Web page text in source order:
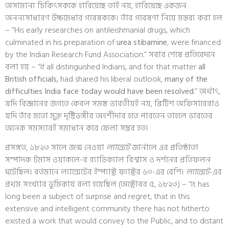
অসামান্য চিকিৎসককে হারিয়েছে তাই নয়, হারিয়েছে একজন
অনন্যসাধারণ উচ্চমেধার গবেষককে। তাঁর গবেষণা নিয়ে মন্তব্য করা হল
– “His early researches on antileishmanial drugs, which
culminated in his preparation ofurea stibamine, were financed
by the Indian Research Fund Association.” সবার শেষে প্রতিবেদনে
বলা হয় – “If all distinguished Indians, and for that matterall
British officials, had shared his liberal outlook,many of the
difficulties India face today would have been resolved.” অর্থাৎ,
যদি বিজ্ঞানের জগতে কেবল সমস্ত ভারতীয়ই নয়, ব্রিটিশ অফিসারেরাও
যদি তাঁর মতো মুক্ত দৃষ্টিভঙ্গীর অংশীদার হতে পারতেন তাহলে ভারতের
অনেক সমস্যারই সমাধান করে ফেলা সম্ভব হত।
প্রসঙ্গত, ১৮২৩ সালে জন্ম নেওয়া ল্যান্সেটজার্নালে এর প্রতিষ্ঠাতা
সম্পাদক টমাস ওয়াকলে-র র‍্যাডিক্যাল বিশ্বাস ও দর্শনের প্রতিফলন
ঘটেছিল। বর্তমানে ল্যান্সেটের ইম্প্যাক্ট ফ্যাক্টর ৬০-এর বেশি। ল্যান্সেট-এর
প্রথম সংখ্যার ভূমিকায় বলা হয়েছিল (অক্টোবর ৫, ১৮২৩) – “It has
long been a subject of surprise and regret, that in this
extensive and intelligent community there has not hitherto
existed a work that would convey to the Public, and to distant